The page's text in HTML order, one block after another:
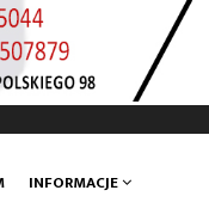
INFORMACJE